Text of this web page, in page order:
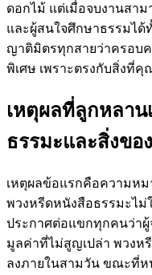
ดอกไม้ แต่เมื่อจบงานสา
และผู้สนใจศึกษาธรรมได้
ญาติมิตรทุกสายว่าครอบ
พิเศษ เพราะตรงกับสิ่งที่
เหตุผลที่ลูกหลา
ธรรมะและสิ่งขอ
เหตุผลข้อแรกคือความห
พวงหรีดหนังสือธรรมะไม่
ประกาศต่อแขกทุกคนว่าผู้
มูลค่าที่ไม่สูญเปล่า พวงห
ลงภายในสามวัน ขณะที่ห